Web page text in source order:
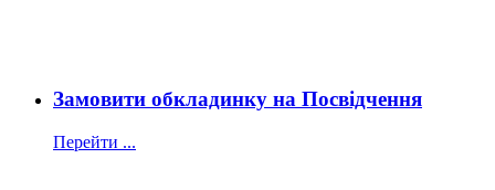
Замовити обкладинку на Посвідчення
Перейти ...